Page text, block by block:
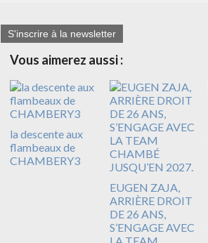
S'inscrire à la newsletter
Vous aimerez aussi :
la descente aux
flambeaux de
CHAMBERY3
EUGEN ZAJA,
ARRIÈRE DROIT
DE 26 ANS,
S’ENGAGE AVEC